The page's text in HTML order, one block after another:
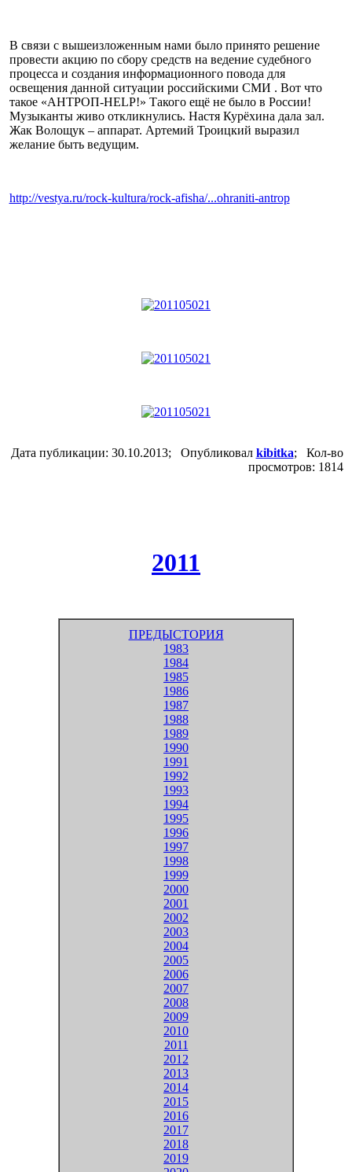
В связи с вышеизложенным нами было принято решение
провести акцию по сбору средств на ведение судебного
процесса и создания информационного повода для
освещения данной ситуации российскими СМИ . Вот что
такое «АНТРОП-HELP!» Такого ещё не было в России!
Музыканты живо откликнулись. Настя Курёхина дала зал.
Жак Волощук – аппарат. Артемий Троицкий выразил
желание быть ведущим.
http://vestya.ru/rock-kultura/rock-afisha/...ohraniti-antrop
Дата публикации: 30.10.2013; Опубликовал kibitka; Кол-во
просмотров: 1814
2011
ПРЕДЫСТОРИЯ
1983
1984
1985
1986
1987
1988
1989
1990
1991
1992
1993
1994
1995
1996
1997
1998
1999
2000
2001
2002
2003
2004
2005
2006
2007
2008
2009
2010
2011
2012
2013
2014
2015
2016
2017
2018
2019